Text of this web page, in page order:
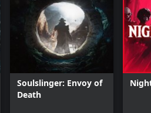
Soulslinger: Envoy of
Death